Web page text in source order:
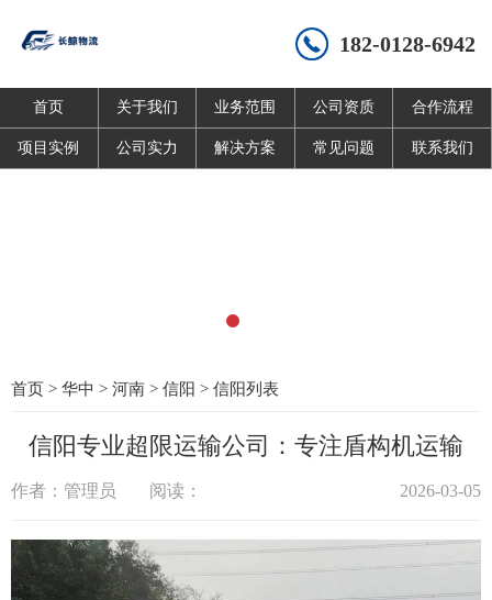
182-0128-6942
首页 关于我们 业务范围 公司资质 合作流程
项目实例 公司实力 解决方案 常见问题 联系我们
首页 > 华中 > 河南 > 信阳 > 信阳列表
信阳专业超限运输公司：专注盾构机运输
作者：管理员 阅读： 2026-03-05